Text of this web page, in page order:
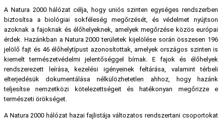
A Natura 2000 hálózat célja, hogy uniós szinten egységes rendszerben
biztosítsa a biológiai sokféleség megőrzését, és védelmet nyújtson
azoknak a fajoknak és élőhelyeknek, amelyek megőrzése közös európai
érdek. Hazánkban a Natura 2000 területek kijelölése során összesen 196
jelölő fajt és 46 élőhelytípust azonosítottak, amelyek országos szinten is
kiemelt természetvédelmi jelentőséggel bírnak. E fajok és élőhelyek
rendszerezett leírása, kezelési igényeinek feltárása, valamint térbeli
elterjedésük dokumentálása nélkülözhetetlen ahhoz, hogy hazánk
teljesítse nemzetközi kötelezettségeit és hatékonyan megőrizze e
természeti örökséget.
A Natura 2000 hálózat hazai fajlistája változatos rendszertani csoportokat